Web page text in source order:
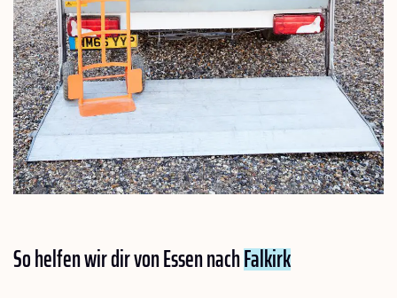
So helfen wir dir von Essen nachFalkirk